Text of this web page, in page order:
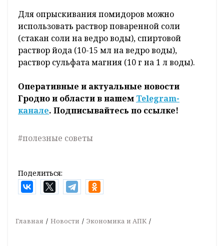
Для опрыскивания помидоров можно
использовать раствор поваренной соли
(стакан соли на ведро воды), спиртовой
раствор йода (10-15 мл на ведро воды),
раствор сульфата магния (10 г на 1 л воды).
Оперативные и актуальные новости
Гродно и области в нашем Telegram-
канале. Подписывайтесь по ссылке!
#полезные советы
Поделиться:
Главная Новости Экономика и АПК